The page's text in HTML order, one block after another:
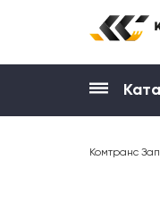
Комтранс